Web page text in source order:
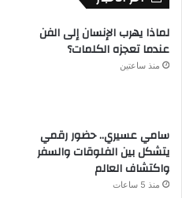
لماذا يهرب الإنسان إلى الفن
عندما تعجزه الكلمات؟
منذ ساعتين
سامي عسيري.. حضور رقمي
يتشكل بين الفلوقات والسفر
واكتشاف العالم
منذ 5 ساعات